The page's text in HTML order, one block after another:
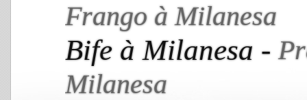
Frango à Milanesa
Bife à Milanesa -
Milanesa